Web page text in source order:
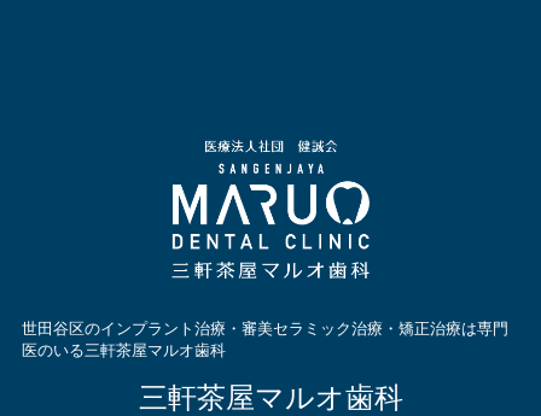
世田谷区のインプラント治療・審美セラミック治療・矯正治療は専門
医のいる三軒茶屋マルオ歯科
三軒茶屋マルオ歯科